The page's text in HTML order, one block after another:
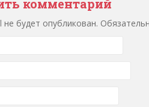
комментарий
не будет опубликован.